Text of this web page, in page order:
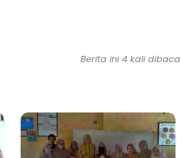
Berita ini 4 kali dibaca